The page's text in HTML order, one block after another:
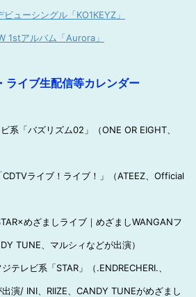
ビューシングル「KO1KEYZ」
1stアルバム「Aurora」
ライブ生配信等カレンダー
系「バズリズム02」（ONE OR EIGHT、
ライブ！ライブ！」（ATEEZ、Official
めざましライブ｜めざましWANGANフ
TUNE、マルシィなどが出演）
レビ系「STAR」（.ENDRECHERI.、
演/ INI、RIIZE、CANDY TUNEがめざまし